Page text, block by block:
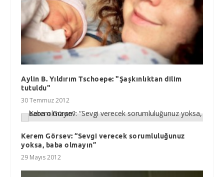
Aylin B. Yıldırım Tschoepe: "Şaşkınlıktan dilim
tutuldu"
30 Temmuz 2012
Kerem Görsev: “Sevgi verecek sorumluluğunuz
yoksa, baba olmayın”
29 Mayıs 2012